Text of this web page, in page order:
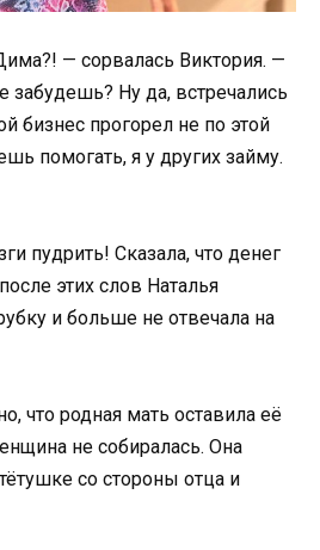
— сорвалась Виктория. —
забудешь? Ну да, встречались
бизнес прогорел не по этой
помогать, я у других займу.
пудрить! Сказала, что денег
этих слов Наталья
и больше не отвечала на
что родная мать оставила её
не собиралась. Она
со стороны отца и